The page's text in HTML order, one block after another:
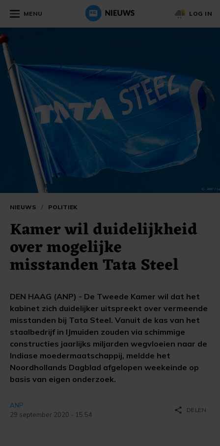
MENU LOG IN
NIEUWS / POLITIEK
Kamer wil duidelijkheid
over mogelijke
misstanden Tata Steel
DEN HAAG (ANP) - De Tweede Kamer wil dat het
kabinet zich duidelijker uitspreekt over vermeende
misstanden bij Tata Steel. Vanuit de kas van het
staalbedrijf in IJmuiden zouden via schimmige
constructies jaarlijks miljarden wegvloeien naar de
Indiase moedermaatschappij, meldde het
Noordhollands Dagblad afgelopen weekeinde op
basis van eigen onderzoek.
ANP
29 september 2020 - 15:54
share DELEN